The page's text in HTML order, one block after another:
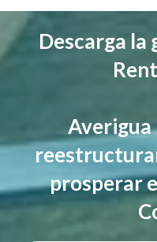
Descarga la
Averigua
prosperar